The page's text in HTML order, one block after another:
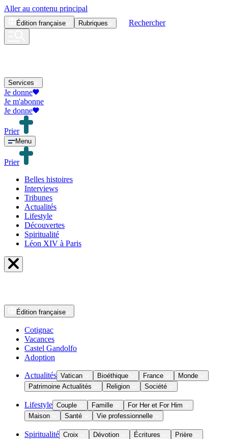
Aller au contenu principal
Édition française Rubriques Rechercher
Services
Je donne
Je m'abonne
Je donne
Prier
Menu
Prier
Belles histoires
Interviews
Tribunes
Actualités
Lifestyle
Découvertes
Spiritualité
Léon XIV à Paris
Édition française
Cotignac
Vacances
Castel Gandolfo
Adoption
Actualités Vatican Bioéthique France
Monde
Patrimoine Actualités
Religion Société
Lifestyle Couple Famille
For Her et For Him
Maison
Santé Vie professionnelle
Spiritualité Croix Dévotion Écritures
Prière